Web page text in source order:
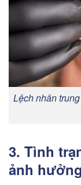
Lệch nhân
3. Tình
ảnh